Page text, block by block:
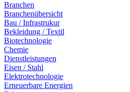
Branchen
Branchenübersicht
Bau / Infrastrukur
Bekleidung / Textil
Biotechnologie
Chemie
Dienstleistungen
Eisen / Stahl
Elektrotechnologie
Erneuerbare Energien